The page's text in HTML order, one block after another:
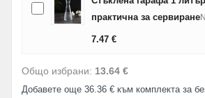
практична за сервиране
7.47 €
Общо избрани: 13.64 €
Добавете още 36.36 € към комплекта за